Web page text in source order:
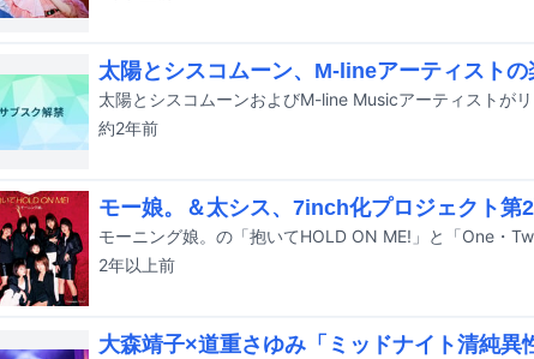
太陽とシスコムーン、M-lineアーティスト
約2年前
モー娘。＆太シス、7inch化プロジェクト
2年以上前
大森靖子×道重さゆみ「ミッドナイト清純